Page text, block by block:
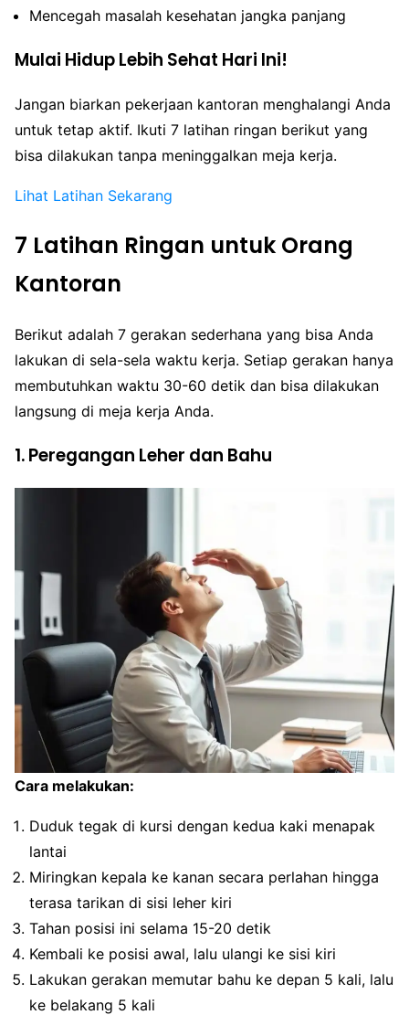
Mencegah masalah kesehatan jangka panjang
Mulai Hidup Lebih Sehat Hari Ini!
Jangan biarkan pekerjaan kantoran menghalangi Anda
untuk tetap aktif. Ikuti 7 latihan ringan berikut yang
bisa dilakukan tanpa meninggalkan meja kerja.
Lihat Latihan Sekarang
7 Latihan Ringan untuk Orang
Kantoran
Berikut adalah 7 gerakan sederhana yang bisa Anda
lakukan di sela-sela waktu kerja. Setiap gerakan hanya
membutuhkan waktu 30-60 detik dan bisa dilakukan
langsung di meja kerja Anda.
1. Peregangan Leher dan Bahu
Cara melakukan:
Duduk tegak di kursi dengan kedua kaki menapak
lantai
Miringkan kepala ke kanan secara perlahan hingga
terasa tarikan di sisi leher kiri
Tahan posisi ini selama 15-20 detik
Kembali ke posisi awal, lalu ulangi ke sisi kiri
Lakukan gerakan memutar bahu ke depan 5 kali, lalu
ke belakang 5 kali